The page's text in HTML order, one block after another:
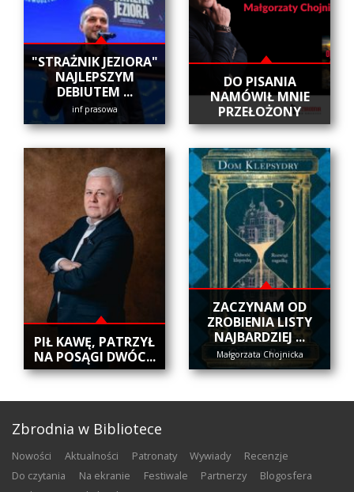
"STRAŻNIK JEZIORA"
NAJLEPSZYM
DEBIUTEM ...
inf prasowa
DO PISANIA
NAMÓWIŁ MNIE
PRZEŁOŻONY
​PIŁ KAWĘ, PATRZYŁ
NA POSĄGI DWÓC...
ZACZYNAM OD
ZROBIENIA LISTY
NAJBARDZIEJ ...
Małgorzata Chojnicka
Zbrodnia w Bibliotece
nowości aktualności patronaty wywiady
recenzje
do czytania
na ekranie festiwale partnerzy
blogosfera